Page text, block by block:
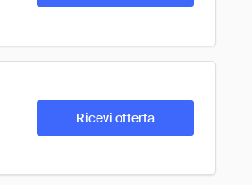
Ricevi offerta